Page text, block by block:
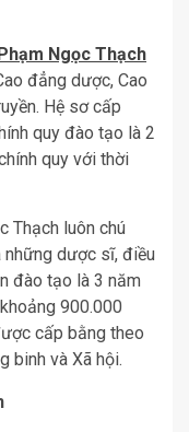
Ngọc Thạch
đẳng dược, Cao
Hệ sơ cấp
quy đào tạo là 2
quy với thời
Thạch luôn chú
dược sĩ, điều
đào tạo là 3 năm
900.000
cấp bằng theo
binh và Xã hội.